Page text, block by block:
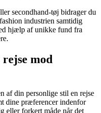
secondhand-tøj bidrager du
industrien samtidig
hjælp af unikke fund fra
mod
af din personlige stil en rejse
dine præferencer indenfor
eller forkert måde når det